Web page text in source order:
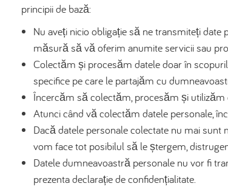
principii de bază:
Nu aveți nicio obligație să ne transmiteți date
măsură să vă oferim anumite servicii sau
Colectăm și procesăm datele doar în
specifice pe care le partajăm cu
Încercăm să colectăm, procesăm și utilizăm
Atunci când vă colectăm datele personale,
Dacă datele personale colectate nu mai
vom face tot posibilul să le ștergem,
Datele dumneavoastră personale nu vor fi
prezenta declarație de confidențialitate.